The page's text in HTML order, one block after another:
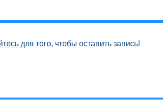
для того, чтобы оставить запись!